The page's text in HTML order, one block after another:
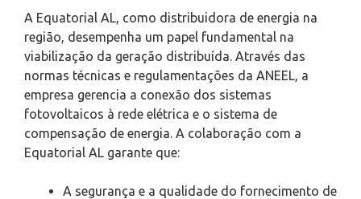
A Equatorial AL, como distribuidora de energia na
região, desempenha um papel fundamental na
viabilização da geração distribuída. Através das
normas técnicas e regulamentações da ANEEL, a
empresa gerencia a conexão dos sistemas
fotovoltaicos à rede elétrica e o sistema de
compensação de energia. A colaboração com a
Equatorial AL garante que:
A segurança e a qualidade do fornecimento de